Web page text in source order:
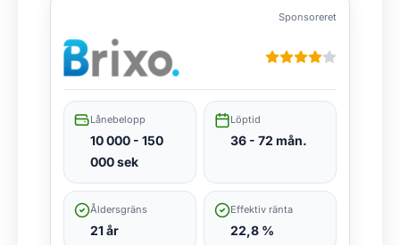
Sponsoreret
Lånebelopp
10 000 - 150
000 sek
Löptid
36 - 72 mån.
Åldersgräns
21 år
Effektiv ränta
22,8 %